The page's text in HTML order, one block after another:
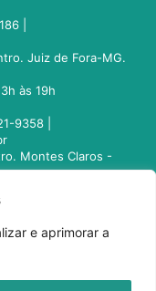
e aprimorar a
|
Juiz de Fora-MG.
às 19h
9358 |
Montes Claros -
- MG. CEP